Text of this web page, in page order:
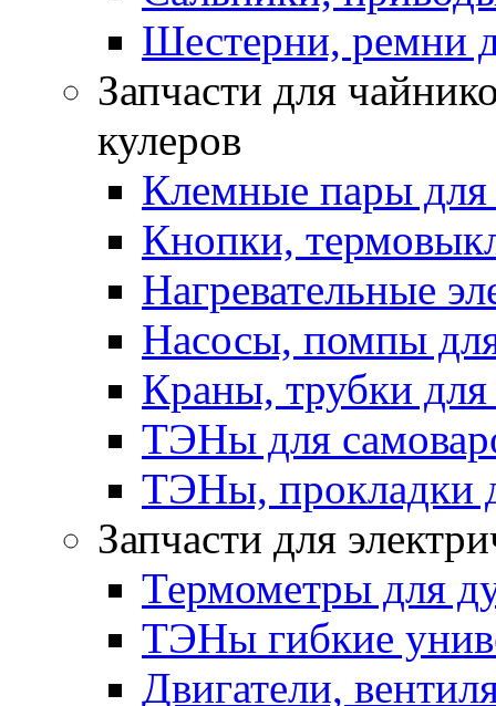
Шестерни, ремни
Запчасти для
кулеров
Клемные пары для
Кнопки,
Нагревательные
Насосы, помпы
Краны, трубки для
ТЭНы для
ТЭНы, прокладки
Запчасти для
Термометры для
ТЭНы гибкие
Двигатели,